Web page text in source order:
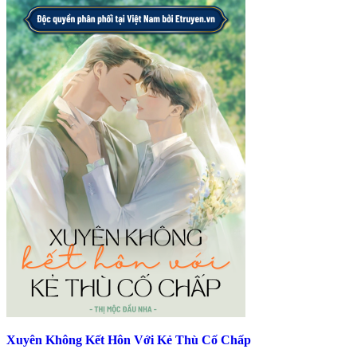
Xuyên Không Kết Hôn Với Kẻ Thù Cố Chấp